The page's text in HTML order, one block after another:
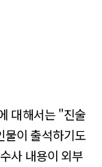
대해서는 "진술
물이 출석하기도
사 내용이 외부